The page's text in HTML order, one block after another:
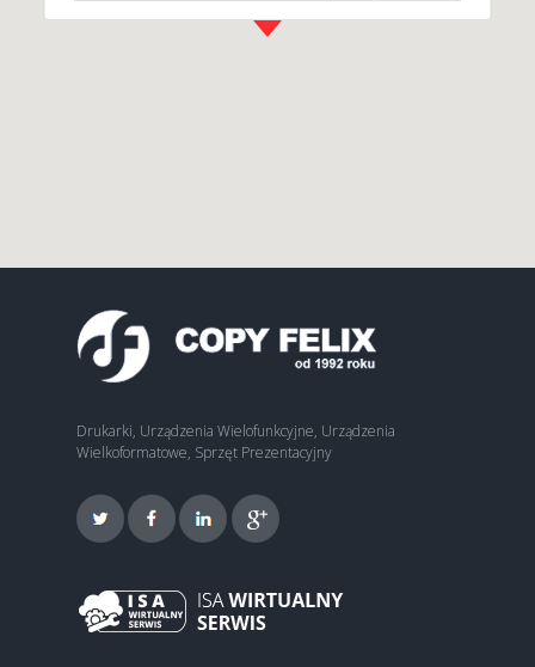
Drukarki, Urządzenia Wielofunkcyjne, Urządzenia
Wielkoformatowe, Sprzęt Prezentacyjny